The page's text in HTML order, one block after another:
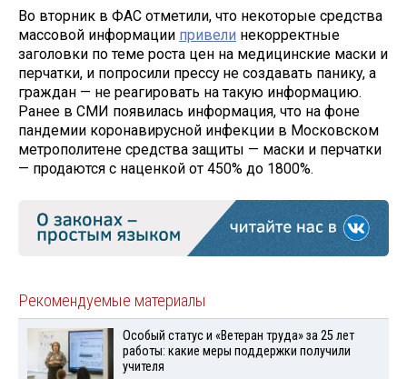
Во вторник в ФАС отметили, что некоторые средства
массовой информации привели некорректные
заголовки по теме роста цен на медицинские маски и
перчатки, и попросили прессу не создавать панику, а
граждан — не реагировать на такую информацию.
Ранее в СМИ появилась информация, что на фоне
пандемии коронавирусной инфекции в Московском
метрополитене средства защиты — маски и перчатки
— продаются с наценкой от 450% до 1800%.
Рекомендуемые материалы
Особый статус и «Ветеран труда» за 25 лет
работы: какие меры поддержки получили
учителя